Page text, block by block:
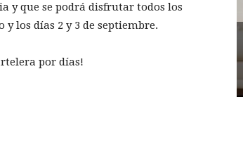
y que se podrá disfrutar todos los
y los días 2 y 3 de septiembre.
por días!